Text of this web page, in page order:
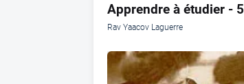
Apprendre à étudier - 5
Rav Yaacov Laguerre